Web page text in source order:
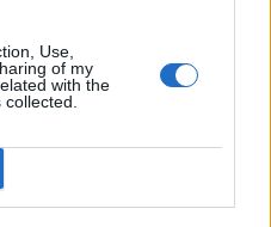
Use,
of my
with the
bin Talal, aki Szaúd-Arábia
az olajárakat...
hírarchívumához
előfizetéses